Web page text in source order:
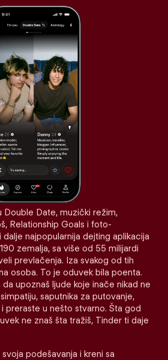
Double Date, muzički režim,
Relationship Goals i foto-
najpopularnija dejting aplikacija
zemalja, sa više od 55 milijardi
prevlačenja. Iza svakog od tih
osoba. To je oduvek bila poenta.
upoznaš ljude koje inače nikad ne
saputnika za putovanje,
preraste u nešto stvarno. Šta god
ne znaš šta tražiš, Tinder ti daje
podešavanja i kreni sa